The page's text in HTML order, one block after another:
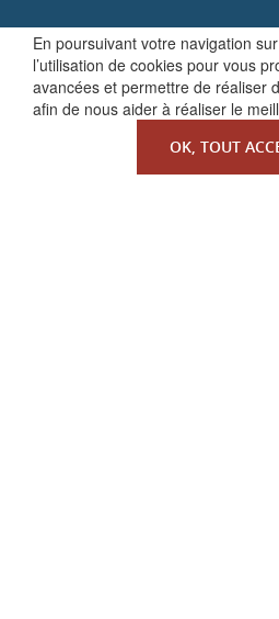
En poursuivant votre navigation
l’utilisation de cookies pour vous
avancées et permettre de réaliser
afin de nous aider à réaliser le
OK, TOUT
FAIRE UN